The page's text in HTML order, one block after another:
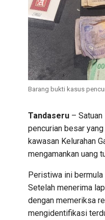
Barang bukti kasus
Tandaseru –
pencurian besar
kawasan Kelurahan
mengamankan uang
Peristiwa ini bermula
Setelah menerima
dengan memeriksa
mengidentifikasi